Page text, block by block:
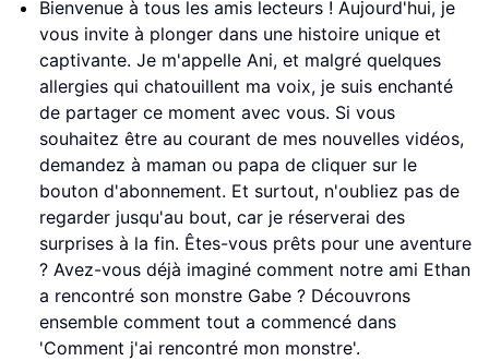
Bienvenue à tous les amis lecteurs ! Aujourd'hui, je
vous invite à plonger dans une histoire unique et
captivante. Je m'appelle Ani, et malgré quelques
allergies qui chatouillent ma voix, je suis enchanté
de partager ce moment avec vous. Si vous
souhaitez être au courant de mes nouvelles vidéos,
demandez à maman ou papa de cliquer sur le
bouton d'abonnement. Et surtout, n'oubliez pas de
regarder jusqu'au bout, car je réserverai des
surprises à la fin. Êtes-vous prêts pour une aventure
? Avez-vous déjà imaginé comment notre ami Ethan
a rencontré son monstre Gabe ? Découvrons
ensemble comment tout a commencé dans
'Comment j'ai rencontré mon monstre'.